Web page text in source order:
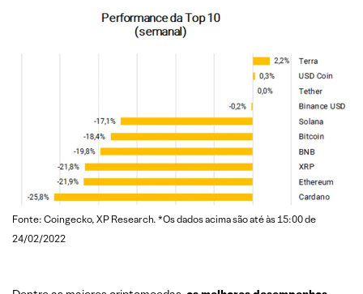
Fonte: Coingecko, XP Research. *Os dados acima são até às 15:00 de
24/02/2022